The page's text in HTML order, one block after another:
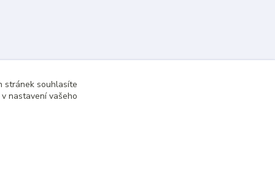
stránek souhlasíte
nastavení vašeho